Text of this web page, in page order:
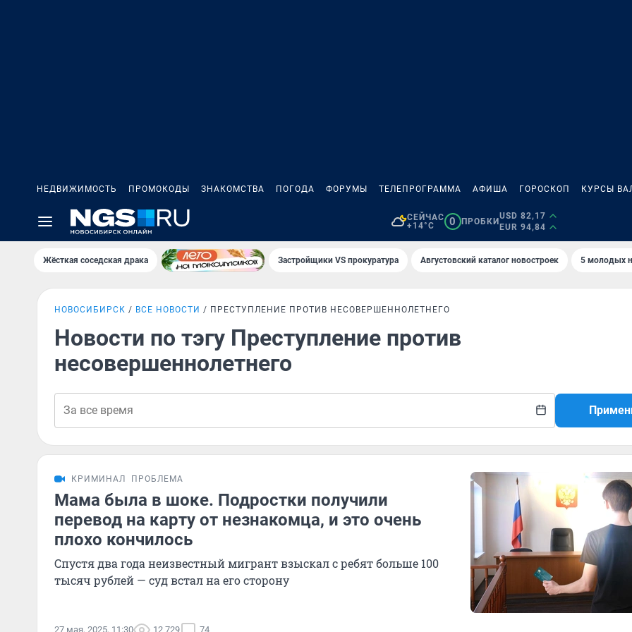
НЕДВИЖИМОСТЬ ПРОМОКОДЫ ЗНАКОМСТВА ПОГОДА ФОРУМЫ ТЕЛЕПРОГРАММА АФИША ГОРОСКОП КУРСЫ
СЕЙЧАС
+14°C
0 ПРОБКИ
USD 82,17
EUR 94,84
Жёсткая соседская драка Застройщики VS прокуратура Августовский каталог новостроек 5 молодых
НОВОСИБИРСК ВСЕ НОВОСТИ ПРЕСТУПЛЕНИЕ ПРОТИВ НЕСОВЕРШЕННОЛЕТНЕГО
Новости по тэгу Преступление против
несовершеннолетнего
КРИМИНАЛ ПРОБЛЕМА
Мама была в шоке. Подростки получили
перевод на карту от незнакомца, и это очень
плохо кончилось
Спустя два года неизвестный мигрант взыскал с ребят больше 100
тысяч рублей — суд встал на его сторону
27 мая, 2025, 11:30 12 729 74